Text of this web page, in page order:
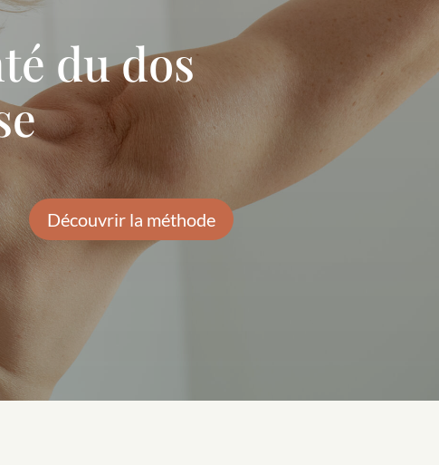
du dos
Découvrir la méthode